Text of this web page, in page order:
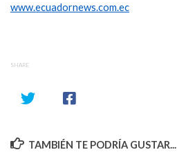
www.ecuadornews.com.ec
SHARE
TAMBIÉN TE PODRÍA GUSTAR...